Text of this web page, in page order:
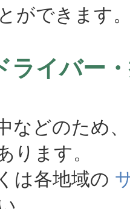
ができます
ライバー
などのため
ります。
は各地域の